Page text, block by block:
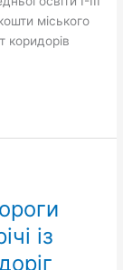
міського
коридорів
із